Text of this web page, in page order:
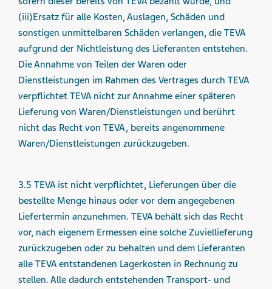
(iii)Ersatz für alle Kosten, Auslagen, Schäden und
sonstigen unmittelbaren Schäden verlangen, die TEVA
aufgrund der Nichtleistung des Lieferanten entstehen.
Die Annahme von Teilen der Waren oder
Dienstleistungen im Rahmen des Vertrages durch TEVA
verpflichtet TEVA nicht zur Annahme einer späteren
Lieferung von Waren/Dienstleistungen und berührt
nicht das Recht von TEVA, bereits angenommene
Waren/Dienstleistungen zurückzugeben.
3.5 TEVA ist nicht verpflichtet, Lieferungen über die
bestellte Menge hinaus oder vor dem angegebenen
Liefertermin anzunehmen. TEVA behält sich das Recht
vor, nach eigenem Ermessen eine solche Zuviellieferung
zurückzugeben oder zu behalten und dem Lieferanten
alle TEVA entstandenen Lagerkosten in Rechnung zu
stellen. Alle dadurch entstehenden Transport- und